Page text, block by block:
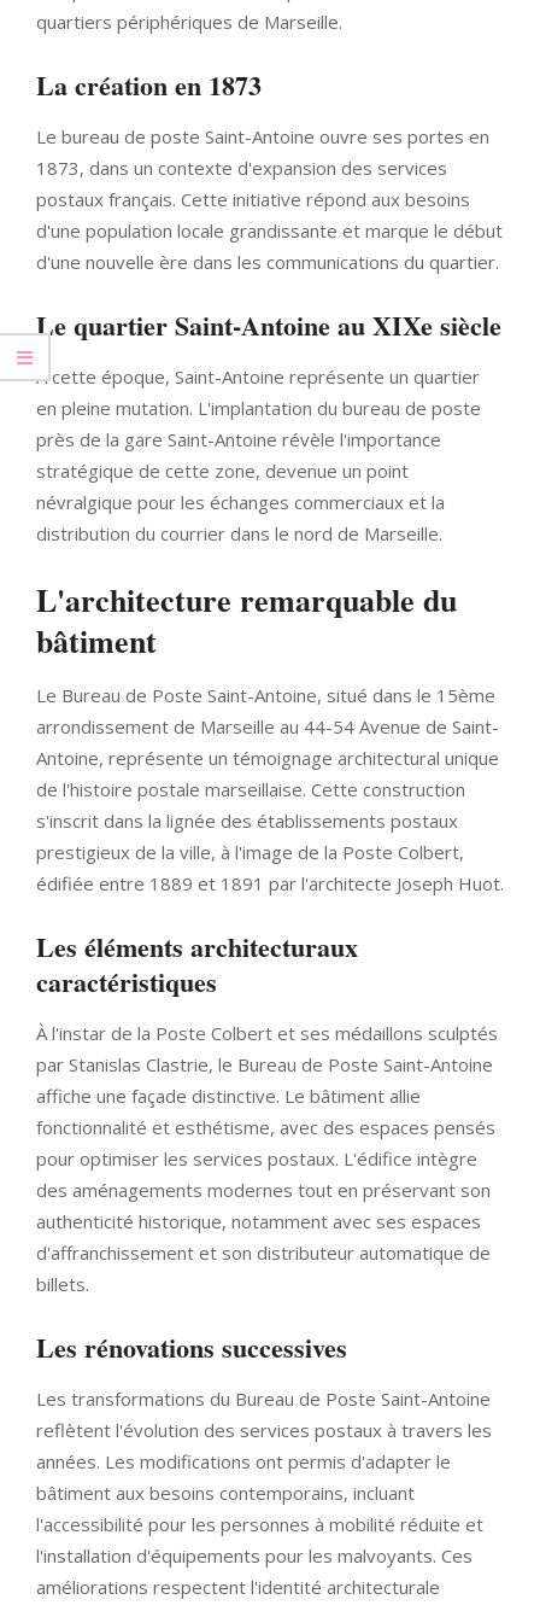
quartiers périphériques de Marseille.
La création en 1873
Le bureau de poste Saint-Antoine ouvre ses portes en
1873, dans un contexte d'expansion des services
postaux français. Cette initiative répond aux besoins
d'une population locale grandissante et marque le début
d'une nouvelle ère dans les communications du quartier.
Le quartier Saint-Antoine au XIXe siècle
À cette époque, Saint-Antoine représente un quartier
en pleine mutation. L'implantation du bureau de poste
près de la gare Saint-Antoine révèle l'importance
stratégique de cette zone, devenue un point
névralgique pour les échanges commerciaux et la
distribution du courrier dans le nord de Marseille.
L'architecture remarquable du
bâtiment
Le Bureau de Poste Saint-Antoine, situé dans le 15ème
arrondissement de Marseille au 44-54 Avenue de Saint-
Antoine, représente un témoignage architectural unique
de l'histoire postale marseillaise. Cette construction
s'inscrit dans la lignée des établissements postaux
prestigieux de la ville, à l'image de la Poste Colbert,
édifiée entre 1889 et 1891 par l'architecte Joseph Huot.
Les éléments architecturaux
caractéristiques
À l'instar de la Poste Colbert et ses médaillons sculptés
par Stanislas Clastrie, le Bureau de Poste Saint-Antoine
affiche une façade distinctive. Le bâtiment allie
fonctionnalité et esthétisme, avec des espaces pensés
pour optimiser les services postaux. L'édifice intègre
des aménagements modernes tout en préservant son
authenticité historique, notamment avec ses espaces
d'affranchissement et son distributeur automatique de
billets.
Les rénovations successives
Les transformations du Bureau de Poste Saint-Antoine
reflètent l'évolution des services postaux à travers les
années. Les modifications ont permis d'adapter le
bâtiment aux besoins contemporains, incluant
l'accessibilité pour les personnes à mobilité réduite et
l'installation d'équipements pour les malvoyants. Ces
améliorations respectent l'identité architecturale